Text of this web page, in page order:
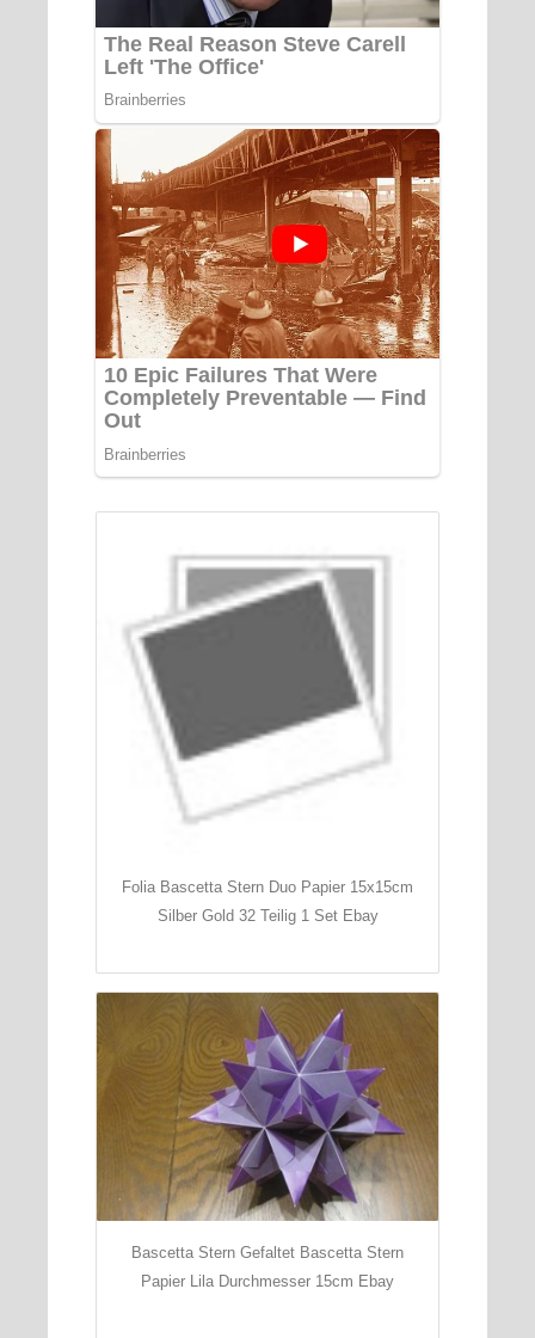
Folia Bascetta Stern Duo Papier 15x15cm
Silber Gold 32 Teilig 1 Set Ebay
Bascetta Stern Gefaltet Bascetta Stern
Papier Lila Durchmesser 15cm Ebay